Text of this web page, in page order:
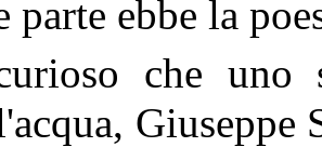
parte ebbe la
che uno
Giuseppe